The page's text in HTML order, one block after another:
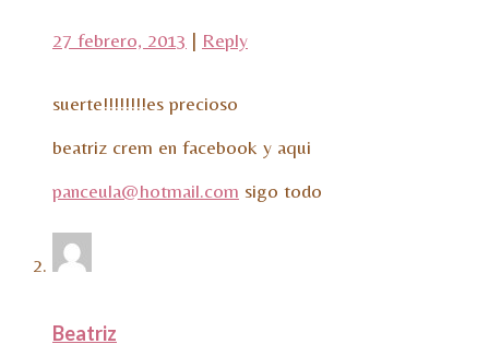
27 febrero, 2013 | Reply
suerte!!!!!!!!es precioso
beatriz crem en facebook y aqui
panceula@hotmail.com sigo todo
Beatriz